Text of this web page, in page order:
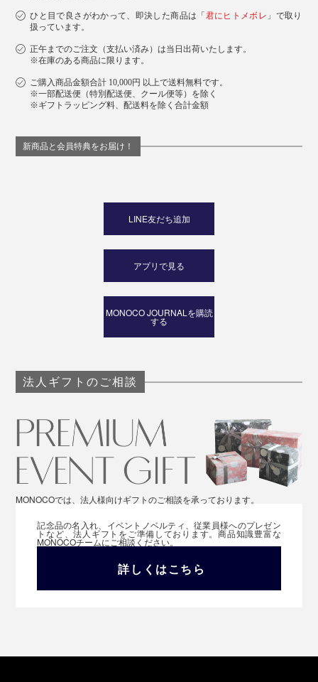
ひと目で良さがわかって、即決した商品は「 君にヒトメボレ 」で取り
扱っています。
正午までのご注文（支払い済み）は当日出荷いたします。
※在庫のある商品に限ります。
ご購入商品金額合計 10,000円 以上で送料無料です。
※一部配送便（特別配送便、クール便等）を除く
※ギフトラッピング料、配送料を除く合計金額
新商品と会員特典をお届け！
LINE友だち追加
アプリで見る
MONOCO JOURNALを購読
する
法人ギフトのご相談
MONOCOでは、法人様向けギフトのご相談を承っております。
記念品の名入れ、イベントノベルティ、従業員様へのプレゼン
トなど、法人ギフトをご準備しております。商品知識豊富な
MONOCOチームにご相談ください。
詳しくはこちら